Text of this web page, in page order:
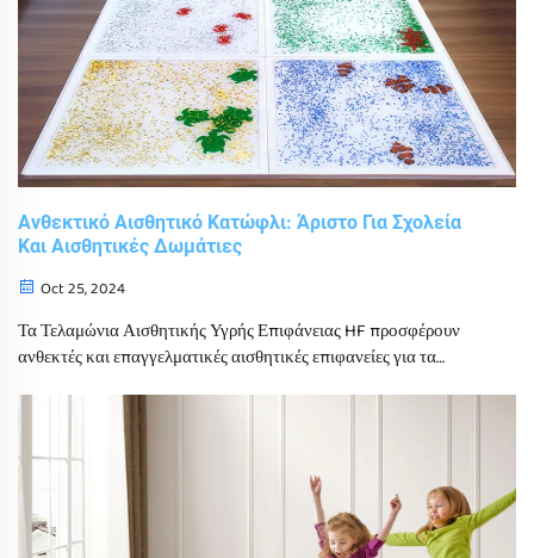
Ανθεκτικό Αισθητικό Κατώφλι: Άριστο Για Σχολεία
Και Αισθητικές Δωμάτιες
Oct 25, 2024
Τα Τελαμώνια Αισθητικής Υγρής Επιφάνειας HF προσφέρουν
ανθεκτές και επαγγελματικές αισθητικές επιφανείες για τα
σχεδιάζονται με την ασφάλεια και την ανθεκτικότητα υπ' όψιν,
εξασφαλίζοντας μια κινητική και ασφαλή περιβάλλον για τα
παιδιά.